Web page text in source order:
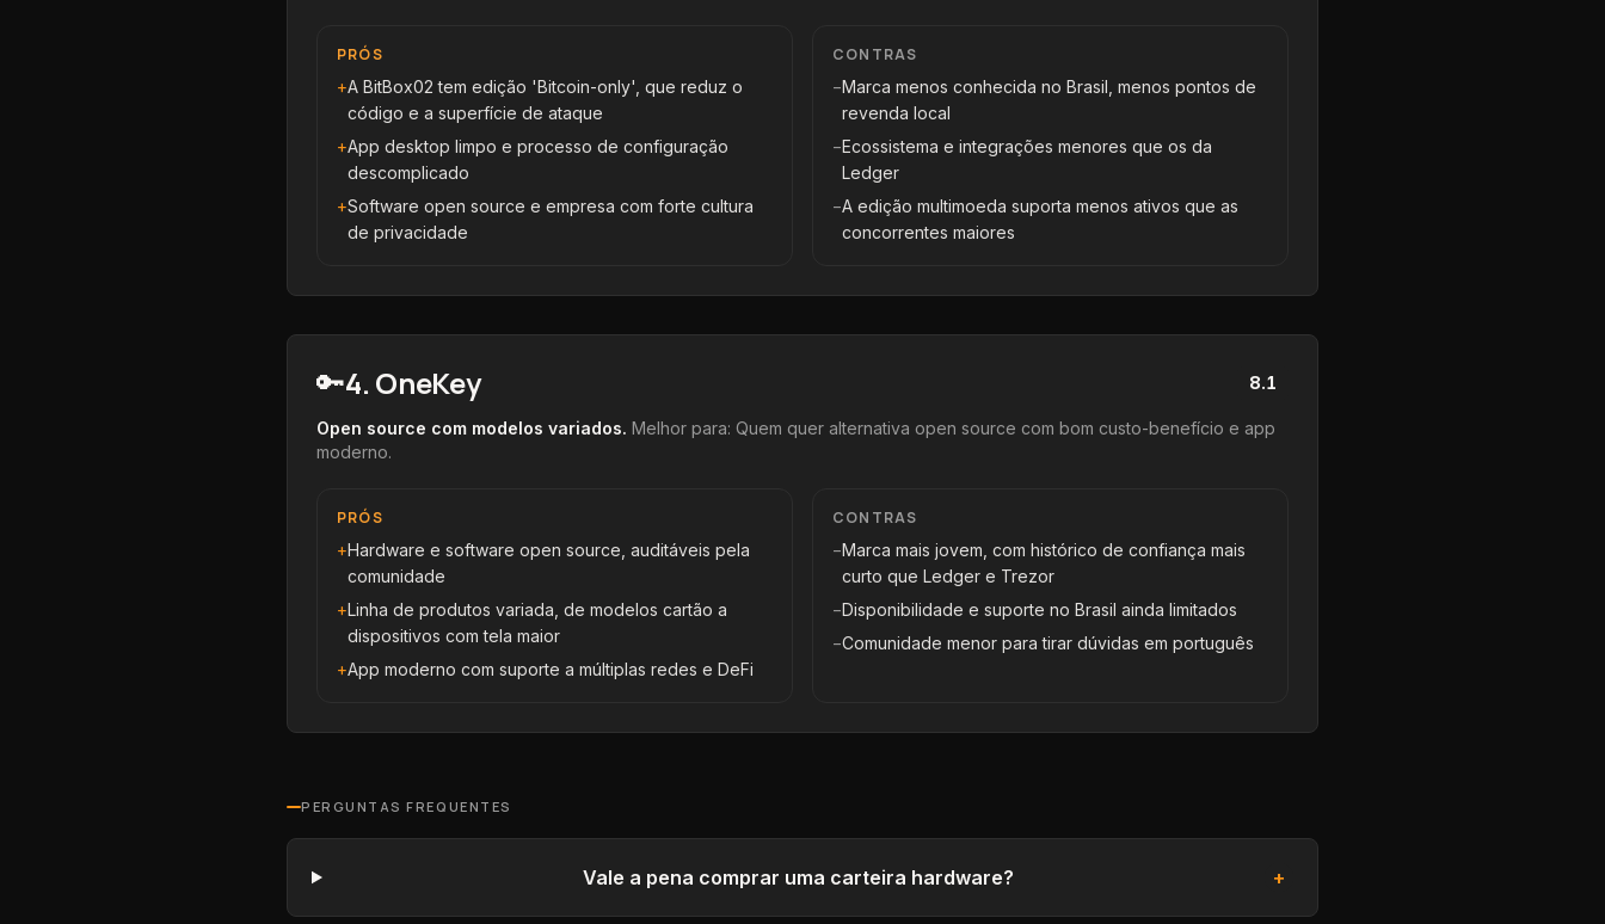
PRÓS
+A BitBox02 tem edição 'Bitcoin-only', que reduz o
código e a superfície de ataque
+App desktop limpo e processo de configuração
descomplicado
+Software open source e empresa com forte cultura
de privacidade
CONTRAS
−Marca menos conhecida no Brasil, menos pontos de
revenda local
−Ecossistema e integrações menores que os da
Ledger
−A edição multimoeda suporta menos ativos que as
concorrentes maiores
🔑4. OneKey 8.1
Open source com modelos variados. Melhor para: Quem quer alternativa open source com bom custo-benefício e app
moderno.
PRÓS
+Hardware e software open source, auditáveis pela
comunidade
+Linha de produtos variada, de modelos cartão a
dispositivos com tela maior
+App moderno com suporte a múltiplas redes e DeFi
CONTRAS
−Marca mais jovem, com histórico de confiança mais
curto que Ledger e Trezor
−Disponibilidade e suporte no Brasil ainda limitados
−Comunidade menor para tirar dúvidas em português
PERGUNTAS FREQUENTES
Vale a pena comprar uma carteira hardware? +